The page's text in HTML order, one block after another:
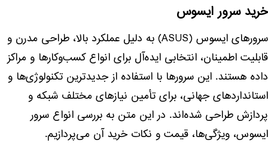
خرید سرور ایسوس
سرورهای ایسوس (ASUS) به دلیل عملکرد بالا، طراحی مدرن و
قابلیت اطمینان، انتخابی ایده‌آل برای انواع کسب‌وکارها و مراکز
داده هستند. این سرورها با استفاده از جدیدترین تکنولوژی‌ها و
استانداردهای جهانی، برای تأمین نیازهای مختلف شبکه و
پردازش طراحی شده‌اند. در این متن به بررسی انواع سرور
ایسوس، ویژگی‌ها، قیمت و نکات خرید آن می‌پردازیم.